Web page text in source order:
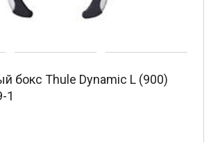
бокс Thule Dynamic L (900)
1